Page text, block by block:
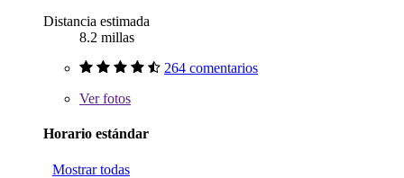
Distancia estimada
8.2 millas
264 comentarios
Verfotos
Horario estándar
Mostrar todas